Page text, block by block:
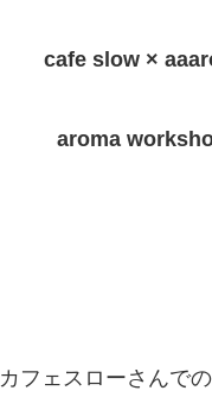
cafe slow ×
aroma
フェスローさんで